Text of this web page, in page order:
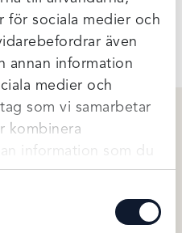
för sociala medier och
även
annan information
medier och
som vi samarbetar
kombinera
information som du
de har samlat in